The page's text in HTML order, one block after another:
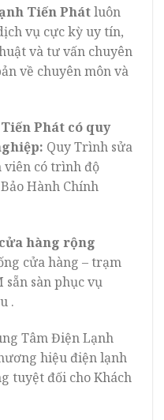
Tiến Phátluôn
vụ cực kỳ uy tín,
và tư vấn chuyên
về chuyên môn và
Phát có quy
Quy Trình sửa
viên có trình độ
Hành Chính
hàng rộng
cửa hàng – trạm
sẵn sàn phục vụ
.
Tâm Điện Lạnh
hiệu điện lạnh
tuyệt đối cho Khách